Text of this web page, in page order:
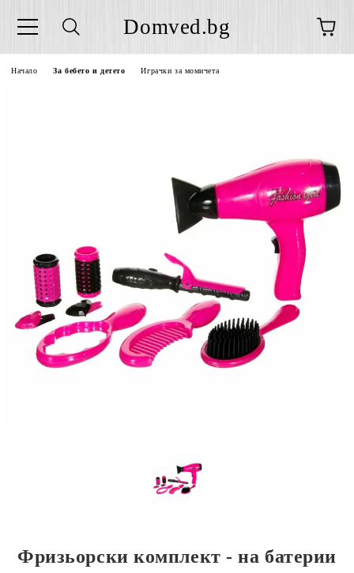
Domved.bg
Начало За бебето и детето Играчки за момичета
Фризьорски комплект - на батерии